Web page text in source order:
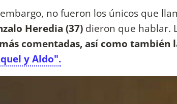
no fueron los únicos que
Heredia (37) dieron que hablar.
más comentadas, así como también
y Aldo".